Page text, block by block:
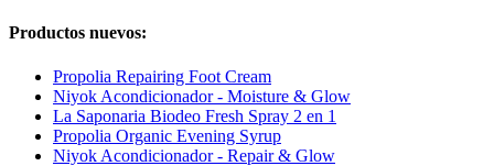
Productos nuevos:
Propolia Repairing Foot Cream
Niyok Acondicionador - Moisture & Glow
La Saponaria Biodeo Fresh Spray 2 en 1
Propolia Organic Evening Syrup
Niyok Acondicionador - Repair & Glow